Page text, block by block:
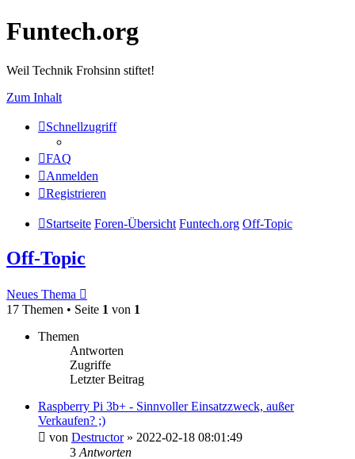
Funtech.org
Weil Technik Frohsinn stiftet!
Zum Inhalt
Schnellzugriff
FAQ
Anmelden
Registrieren
Startseite Foren-Übersicht Funtech.org Off-Topic
Off-Topic
Neues Thema
17 Themen • Seite 1 von 1
Themen
Antworten
Zugriffe
Letzter Beitrag
Raspberry Pi 3b+ - Sinnvoller Einsatzzweck, außer
Verkaufen? ;)
von Destructor» 2022-02-18 08:01:49
3 Antworten